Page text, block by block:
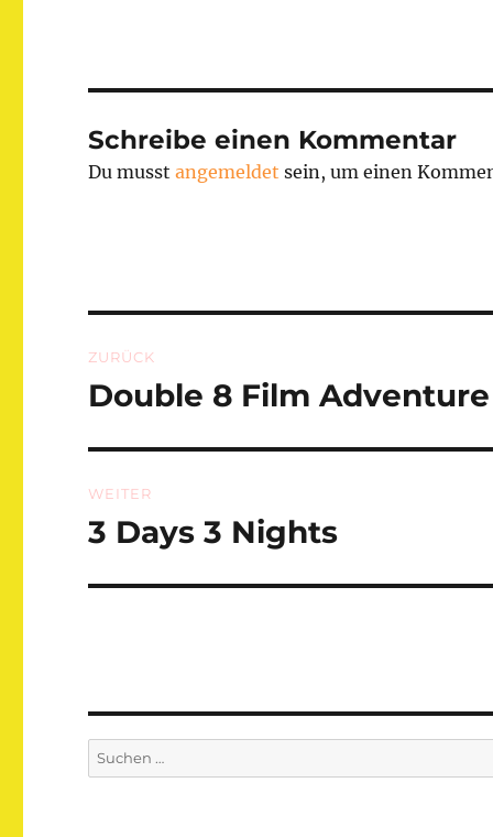
Schreibe einen Kommentar
Du musstangemeldet sein, um einen
ZURÜCK
Vorheriger
Double 8 Film Adventure
WEITER
Nächster
3 Days 3 Nights
Suchen
nach: